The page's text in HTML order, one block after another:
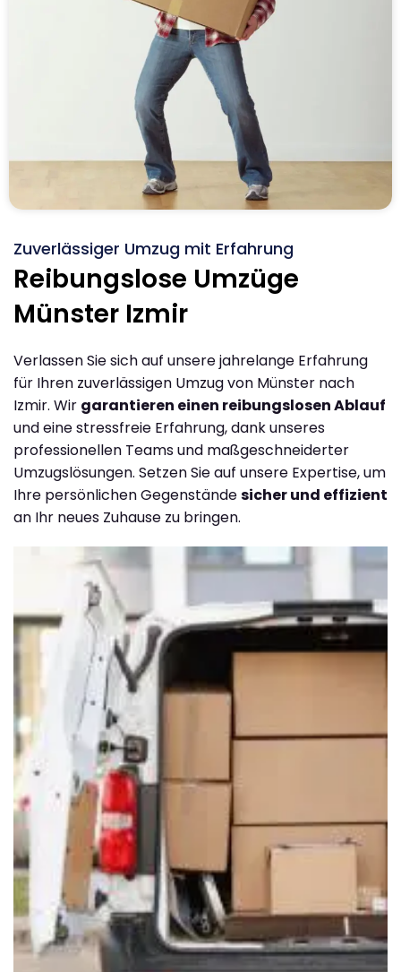
Zuverlässiger Umzug mit Erfahrung
Reibungslose Umzüge
Münster Izmir
Verlassen Sie sich auf unsere jahrelange Erfahrung
für Ihren zuverlässigen Umzug von Münster nach
Izmir. Wir garantieren einen reibungslosen Ablauf
und eine stressfreie Erfahrung, dank unseres
professionellen Teams und maßgeschneiderter
Umzugslösungen. Setzen Sie auf unsere Expertise, um
Ihre persönlichen Gegenständesicher und effizient
an Ihr neues Zuhause zu bringen.